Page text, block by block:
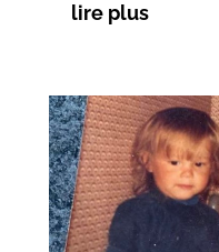
lire plus